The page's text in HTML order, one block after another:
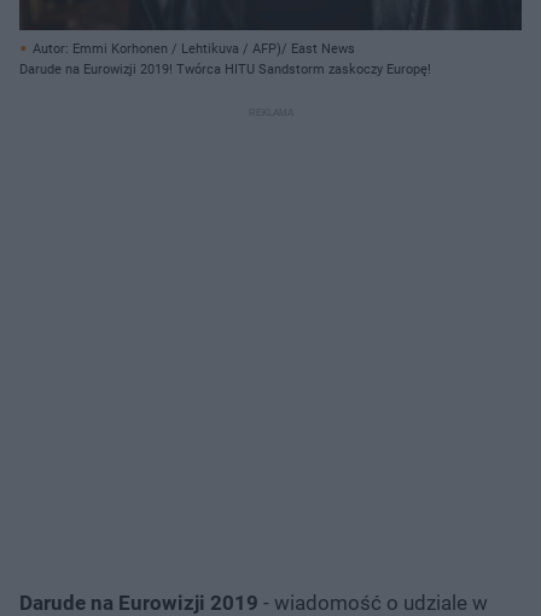
Autor: Emmi Korhonen / Lehtikuva / AFP)/ East News
Darude na Eurowizji 2019! Twórca HITU Sandstorm zaskoczy Europę!
Darude na Eurowizji 2019 - wiadomość o udziale w